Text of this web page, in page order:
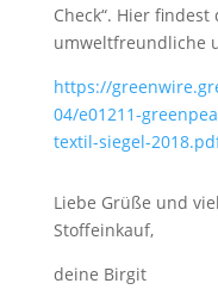
Check“. Hier
umweltfreundliche
https://
04/e01211-
textil-siegel-
Liebe Grüße und
Stoffeinkauf,
deine Birgit